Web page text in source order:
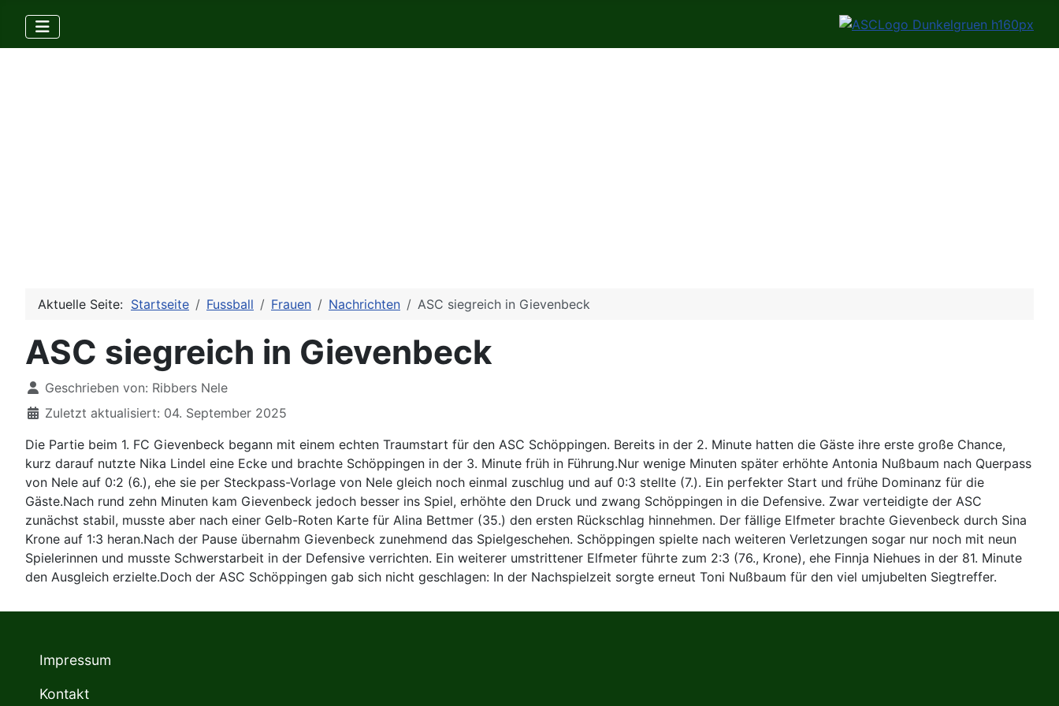
Aktuelle Seite: Startseite Fussball Frauen Nachrichten ASC siegreich in Gievenbeck
ASC siegreich in Gievenbeck
DetailsGeschrieben von: Ribbers Nele
Zuletzt aktualisiert: 04. September 2025
Die Partie beim 1. FC Gievenbeck begann mit einem echten Traumstart für den ASC Schöppingen. Bereits in der 2. Minute hatten die Gäste ihre erste große Chance,
kurz darauf nutzte Nika Lindel eine Ecke und brachte Schöppingen in der 3. Minute früh in Führung.Nur wenige Minuten später erhöhte Antonia Nußbaum nach Querpass
von Nele auf 0:2 (6.), ehe sie per Steckpass-Vorlage von Nele gleich noch einmal zuschlug und auf 0:3 stellte (7.). Ein perfekter Start und frühe Dominanz für die
Gäste.Nach rund zehn Minuten kam Gievenbeck jedoch besser ins Spiel, erhöhte den Druck und zwang Schöppingen in die Defensive. Zwar verteidigte der ASC
zunächst stabil, musste aber nach einer Gelb-Roten Karte für Alina Bettmer (35.) den ersten Rückschlag hinnehmen. Der fällige Elfmeter brachte Gievenbeck durch Sina
Krone auf 1:3 heran.Nach der Pause übernahm Gievenbeck zunehmend das Spielgeschehen. Schöppingen spielte nach weiteren Verletzungen sogar nur noch mit neun
Spielerinnen und musste Schwerstarbeit in der Defensive verrichten. Ein weiterer umstrittener Elfmeter führte zum 2:3 (76., Krone), ehe Finnja Niehues in der 81. Minute
den Ausgleich erzielte.Doch der ASC Schöppingen gab sich nicht geschlagen: In der Nachspielzeit sorgte erneut Toni Nußbaum für den viel umjubelten Siegtreffer.
Impressum
Kontakt